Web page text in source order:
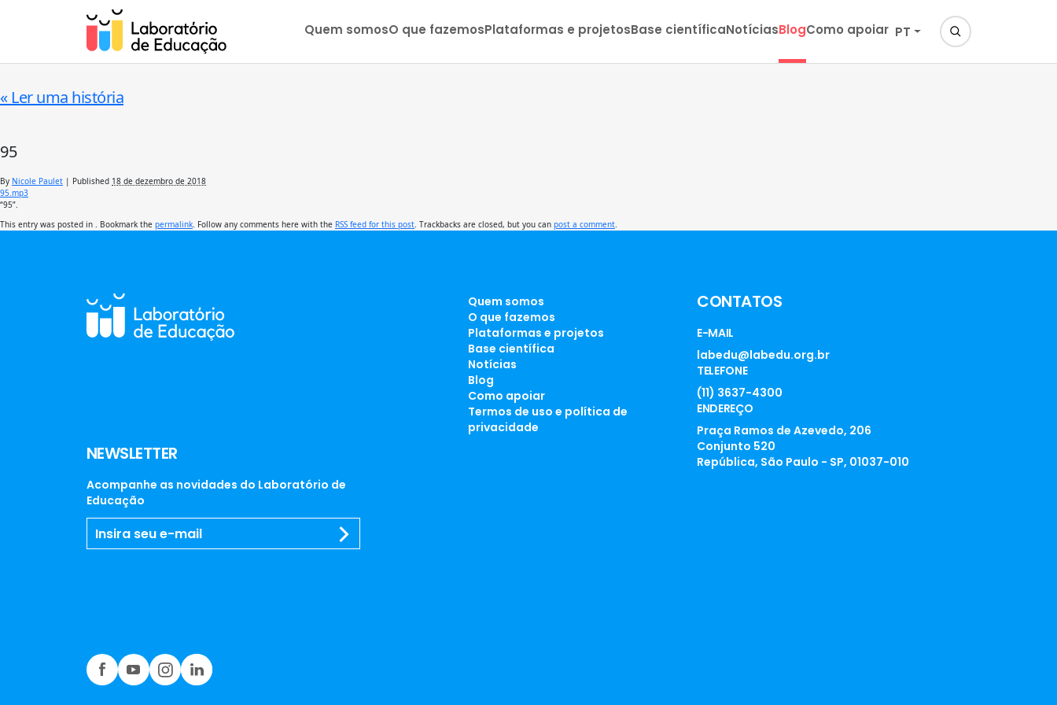
Quem somosO que fazemosPlataformas e projetosBase científicaNotíciasBlogComo apoiar PT
« Ler uma história
95
By Nicole Paulet | Published 18 de dezembro de 2018
95.mp3
“95”.
This entry was posted in . Bookmark the permalink . Follow any comments here with the RSS feed for this post . Trackbacks are closed, but you can post a comment
NEWSLETTER
Acompanhe as novidades do Laboratório de
Educação
Quem somos
O que fazemos
Plataformas e projetos
Base científica
Notícias
Blog
Como apoiar
Termos de uso e política de
privacidade
CONTATOS
E-MAIL
labedu@labedu.org.br
TELEFONE
(11) 3637-4300
ENDEREÇO
Praça Ramos de Azevedo, 206
Conjunto 520
República, São Paulo - SP, 01037-010